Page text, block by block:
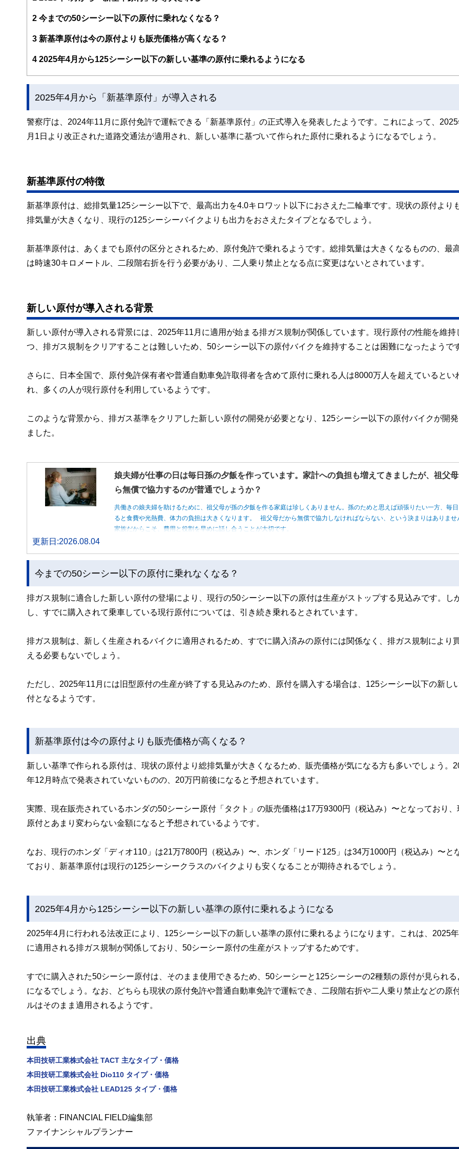
FinancialFieldの特徴は、ファイナンシャルプランナー、弁護士、税理士、宅地建物取引士、相続診断士、住宅ローンアドバイザー、DCプラン
ー、公認会計士、社会保険労務士、行政書士、投資アナリスト、キャリアコンサルタントなど150名以上の有資格者を執筆者・監修者として迎
と、読み応えのあるコンテンツと確かな情報発信を実現しています。
私たちは、快適でより良い生活のアイデアを提供するお金のコンシェルジュを目指します。
2 今までの50シーシー以下の原付に乗れなくなる？
3 新基準原付は今の原付よりも販売価格が高くなる？
4 2025年4月から125シーシー以下の新しい基準の原付に乗れるようになる
2025年4月から「新基準原付」が導入される
警察庁は、2024年11月に原付免許で運転できる「新基準原付」の正式導入を発表したようです。これによって、
月1日より改正された道路交通法が適用され、新しい基準に基づいて作られた原付に乗れるようになるでしょう。
新基準原付の特徴
新基準原付は、総排気量125シーシー以下で、最高出力を4.0キロワット以下におさえた二輪車です。現状の原付より
排気量が大きくなり、現行の125シーシーバイクよりも出力をおさえたタイプとなるでしょう。
新基準原付は、あくまでも原付の区分とされるため、原付免許で乗れるようです。総排気量は大きくなるものの、最
は時速30キロメートル、二段階右折を行う必要があり、二人乗り禁止となる点に変更はないとされています。
新しい原付が導入される背景
新しい原付が導入される背景には、2025年11月に適用が始まる排ガス規制が関係しています。現行原付の性能を維持
つ、排ガス規制をクリアすることは難しいため、50シーシー以下の原付バイクを維持することは困難になったようで
さらに、日本全国で、原付免許保有者や普通自動車免許取得者を含めて原付に乗れる人は8000万人を超えているとい
れ、多くの人が現行原付を利用しているようです。
このような背景から、排ガス基準をクリアした新しい原付の開発が必要となり、125シーシー以下の原付バイクが開発
ました。
娘夫婦が仕事の日は毎日孫の夕飯を作っています。家計への負担も増えてきましたが、祖父
ら無償で協力するのが普通でしょうか？
共働きの娘夫婦を助けるために、祖父母が孫の夕飯を作る家庭は珍しくありません。孫のためと思えば頑張りたい一方、毎日
ると食費や光熱費、体力の負担は大きくなります。 祖父母だから無償で協力しなければならない、という決まりはありませ
家族だからこそ、費用と役割を早めに話し合うことが大切です。
更新日:2026.08.04
今までの50シーシー以下の原付に乗れなくなる？
排ガス規制に適合した新しい原付の登場により、現行の50シーシー以下の原付は生産がストップする見込みです。し
し、すでに購入されて乗車している現行原付については、引き続き乗れるとされています。
排ガス規制は、新しく生産されるバイクに適用されるため、すでに購入済みの原付には関係なく、排ガス規制により
える必要もないでしょう。
ただし、2025年11月には旧型原付の生産が終了する見込みのため、原付を購入する場合は、125シーシー以下の新し
付となるようです。
新基準原付は今の原付よりも販売価格が高くなる？
新しい基準で作られる原付は、現状の原付より総排気量が大きくなるため、販売価格が気になる方も多いでしょう。
年12月時点で発表されていないものの、20万円前後になると予想されています。
実際、現在販売されているホンダの50シーシー原付「タクト」の販売価格は17万9300円（税込み）〜となっており、
原付とあまり変わらない金額になると予想されているようです。
なお、現行のホンダ「ディオ110」は21万7800円（税込み）〜、ホンダ「リード125」は34万1000円（税込み）〜と
ており、新基準原付は現行の125シーシークラスのバイクよりも安くなることが期待されるでしょう。
2025年4月から125シーシー以下の新しい基準の原付に乗れるようになる
2025年4月に行われる法改正により、125シーシー以下の新しい基準の原付に乗れるようになります。これは、2025年
に適用される排ガス規制が関係しており、50シーシー原付の生産がストップするためです。
すでに購入された50シーシー原付は、そのまま使用できるため、50シーシーと125シーシーの2種類の原付が見られる
になるでしょう。なお、どちらも現状の原付免許や普通自動車免許で運転でき、二段階右折や二人乗り禁止などの原
ルはそのまま適用されるようです。
出典
本田技研工業株式会社 TACT 主なタイプ・価格
本田技研工業株式会社 Dio110 タイプ・価格
本田技研工業株式会社 LEAD125 タイプ・価格
執筆者：FINANCIAL FIELD編集部
ファイナンシャルプランナー